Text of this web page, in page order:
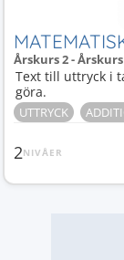
Årskurs 2 -
Text till uttryck i
göra.
UTTRYCK
2NIVÅER